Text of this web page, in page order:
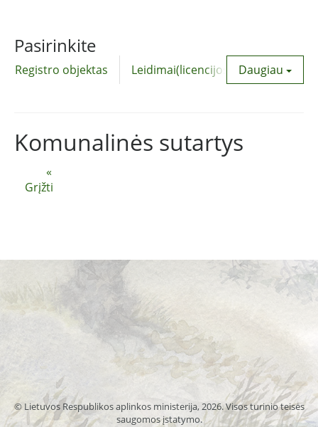
Pasirinkite
Registro objektas Leidimai(licencijos) Daugiau
«
Grįžti
Komunalinės sutartys
© Lietuvos Respublikos aplinkos ministerija, 2026. Visos turinio teisės
saugomos įstatymo.